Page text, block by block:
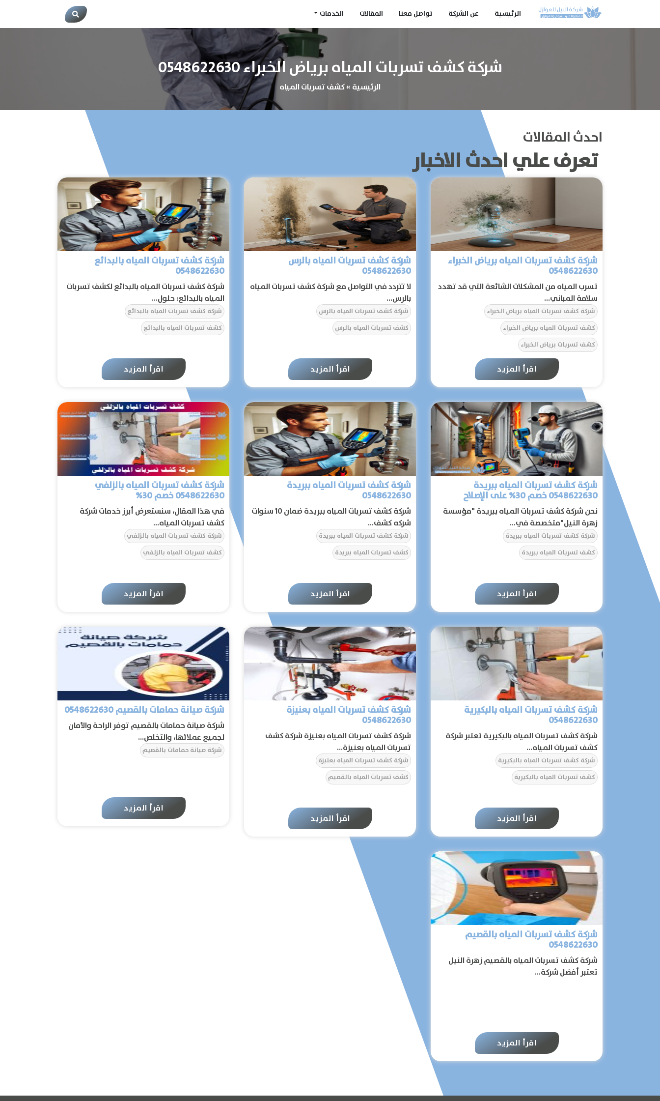
الرئيسية عن الشركة تواصل معنا المقالات الخدمات
شركة كشف تسربات المياه برياض الخبراء 0548622630
الرئيسية»كشف تسربات المياه
احدث المقالات
تعرف علي احدث الاخبار
شركة كشف تسربات المياه برياض الخبراء
0548622630
تسرب المياه من المشكلات الشائعة التي قد تهدد
سلامة المباني...
شركة كشف تسربات المياه برياض الخبراء
كشف تسربات المياه برياض الخبراء
كشف تسربات برياض الخبراء
اقرأ المزيد
شركة كشف تسربات المياه بالرس
0548622630
لا تتردد في التواصل مع شركة كشف تسربات المياه
بالرس...
شركة كشف تسربات المياه بالرس
كشف تسربات المياه بالرس
اقرأ المزيد
شركة كشف تسربات المياه بالبدائع
0548622630
شركة كشف تسربات المياه بالبدائع لكشف تسربات
المياه بالبدائع: حلول...
شركة كشف تسربات المياه بالبدائع
كشف تسربات المياه بالبدائع
اقرأ المزيد
شركة كشف تسربات المياه ببريدة
0548622630 خصم 30% على الإصلاح
نحن شركة كشف تسربات المياه ببريدة "مؤسسة
زهرة النيل"متخصصة في...
شركة كشف تسربات المياه ببريدة
كشف تسربات المياه ببريدة
اقرأ المزيد
شركة كشف تسربات المياه ببريدة
0548622630
شركة كشف تسربات المياه ببريدة ضمان 10 سنوات
شركه كشف...
شركة كشف تسربات المياه ببريدة
كشف تسربات المياه ببريدة
اقرأ المزيد
شركة كشف تسربات المياه بالزلفي
0548622630 خصم 30%
في هذا المقال، سنستعرض أبرز خدمات شركة
كشف تسربات المياه...
شركة كشف تسربات المياه بالزلفي
كشف تسربات المياه بالزلفي
اقرأ المزيد
شركة كشف تسربات المياه بالبكيرية
0548622630
شركة كشف تسربات المياه بالبكيرية تعتبر شركة
كشف تسربات المياه...
شركة كشف تسربات المياه بالبكيرية
كشف تسربات المياه بالبكيرية
اقرأ المزيد
شركة كشف تسربات المياه بعنيزة
0548622630
شركة كشف تسربات المياه بعنيزة شركة كشف
تسربات المياه بعنيزة...
شركة كشف تسربات المياه بعتيزة
كشف تسربات المياه بالقصيم
اقرأ المزيد
شركة صيانة حمامات بالقصيم 0548622630
شركة صيانة حمامات بالقصيم توفر الراحة والأمان
لجميع عملائها، والتخلص...
شركة صيانة حمامات بالقصيم
اقرأ المزيد
شركة كشف تسربات المياه بالقصيم
0548622630
شركة كشف تسربات المياه بالقصيم زهرة النيل
تعتبر أفضل شركة...
اقرأ المزيد
الرئيسية
تواصل معنا
المقالات
الخدمات